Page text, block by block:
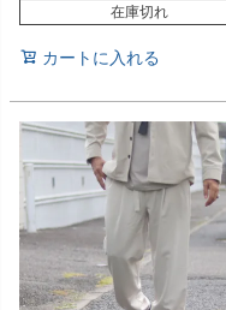
在庫切れ
カートに入れる